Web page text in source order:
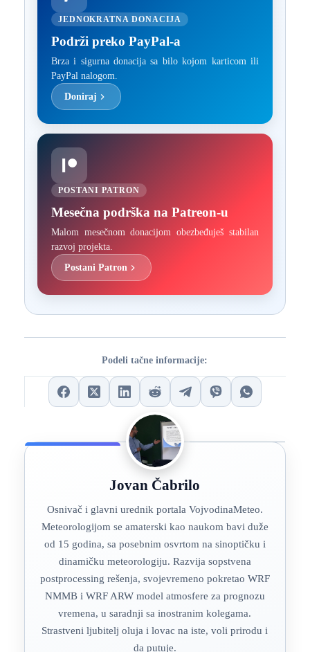
JEDNOKRATNA DONACIJA
Podrži preko PayPal-a
Brza i sigurna donacija sa bilo kojom karticom ili
PayPal nalogom.
Doniraj
POSTANI PATRON
Mesečna podrška na Patreon-u
Malom mesečnom donacijom obezbeđuješ stabilan
razvoj projekta.
Postani Patron
Podeli tačne informacije:
Jovan Čabrilo
Osnivač i glavni urednik portala VojvodinaMeteo.
Meteorologijom se amaterski kao naukom bavi duže
od 15 godina, sa posebnim osvrtom na sinoptičku i
dinamičku meteorologiju. Razvija sopstvena
postprocessing rešenja, svojevremeno pokretao WRF
NMMB i WRF ARW model atmosfere za prognozu
vremena, u saradnji sa inostranim kolegama.
Strastveni ljubitelj oluja i lovac na iste, voli prirodu i
da putuje.